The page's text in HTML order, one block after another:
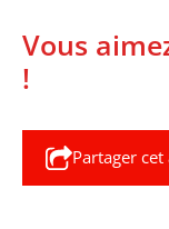
Vous
!
Partager